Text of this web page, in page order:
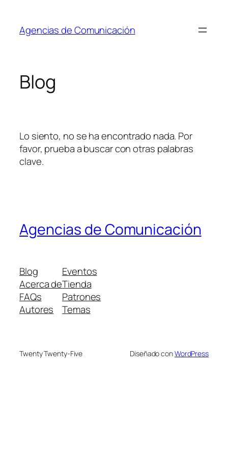
contenido
Agencias de Comunicación
Blog
Lo siento, no se ha encontrado nada. Por
favor, prueba a buscar con otras palabras
clave.
Agencias de Comunicación
Blog
Acerca de
FAQs
Autores
Eventos
Tienda
Patrones
Temas
Twenty Twenty-Five Diseñado conWordPress